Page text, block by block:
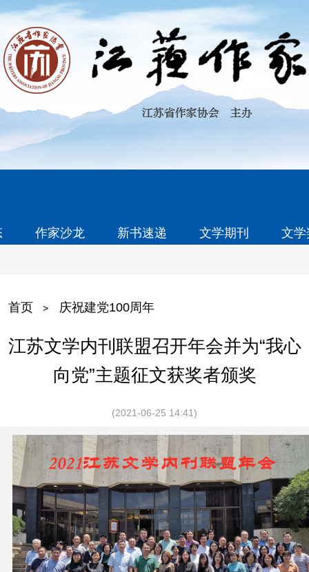
作家沙龙 新书速递 文学期刊 文
首页 > 庆祝建党100周年
江苏文学内刊联盟召开年会并为“我心
向党”主题征文获奖者颁奖
(2021-06-25 14:41)